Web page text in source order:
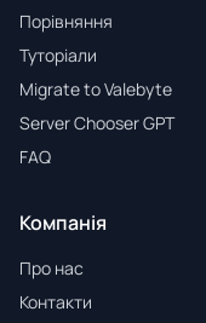
Порівняння
Туторіали
Migrate to Valebyte
Server Chooser GPT
FAQ
Компанія
Про нас
Контакти